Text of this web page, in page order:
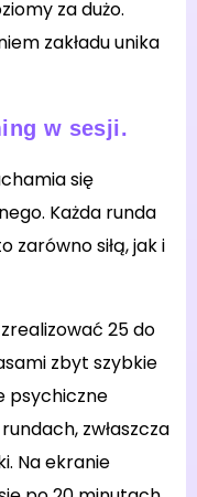
za dużo.
zakładu unika
w sesji.
się
Każda runda
zarówno siłą, jak i
25 do
zbyt szybkie
psychiczne
zwłaszcza
Na ekranie